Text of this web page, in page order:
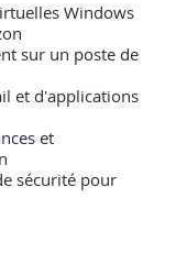
Windows
sur un poste de
et d'applications
et
sécurité pour